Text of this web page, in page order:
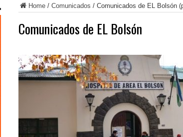
Home/ Comunicados / Comunicados de EL Bolsón
Comunicados de EL Bolsón